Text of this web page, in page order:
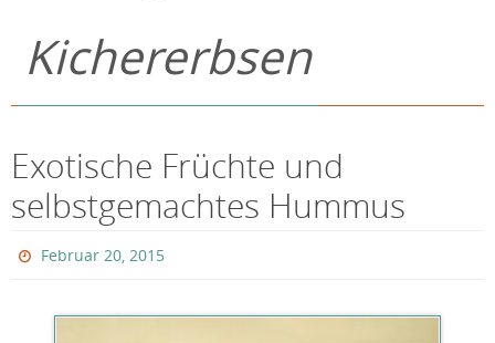
Kichererbsen
Exotische Früchte und
selbstgemachtes Hummus
Februar 20, 2015